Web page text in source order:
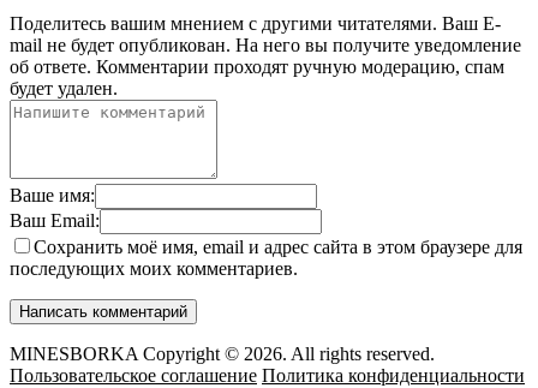
Поделитесь вашим мнением с другими читателями. Ваш E-
mail не будет опубликован. На него вы получите уведомление
об ответе. Комментарии проходят ручную модерацию, спам
будет удален.
Ваше имя:
Ваш Email:
Сохранить моё имя, email и адрес сайта в этом браузере для
последующих моих комментариев.
MINESBORKA Copyright © 2026. All rights reserved.
Пользовательское соглашение Политика конфиденциальности